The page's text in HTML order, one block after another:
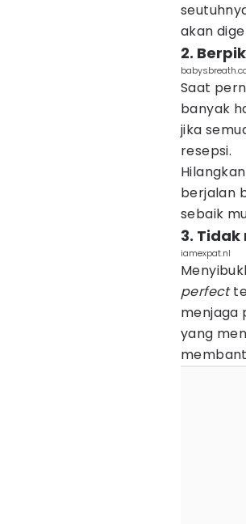
akan
2.
Saat
banyak
jika
resepsi.
berjalan
sebaik
3.
iamexpat.nl
perfect
menjaga
yang